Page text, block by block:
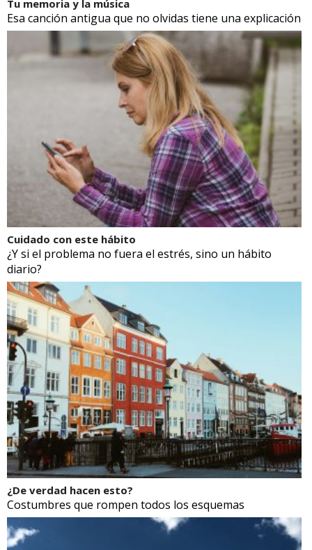
Tu memoria y la música
Esa canción antigua que no olvidas tiene una explicación
Cuidado con este hábito
¿Y si el problema no fuera el estrés, sino un hábito
diario?
¿De verdad hacen esto?
Costumbres que rompen todos los esquemas